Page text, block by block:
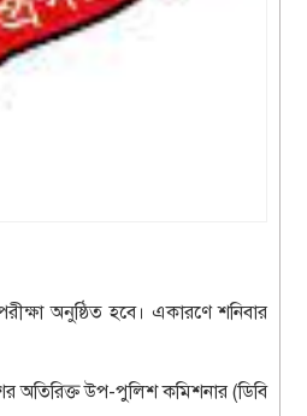
অনুষ্ঠিত হবে। একারণে শনিবার
অতিরিক্ত উপ-পুলিশ কমিশনার (ডিবি